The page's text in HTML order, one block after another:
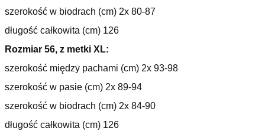
szerokość w biodrach (cm) 2x 80-87
długość całkowita (cm) 126
Rozmiar 56, z metki XL:
szerokość między pachami (cm) 2x 93-98
szerokość w pasie (cm) 2x 89-94
szerokość w biodrach (cm) 2x 84-90
długość całkowita (cm) 126